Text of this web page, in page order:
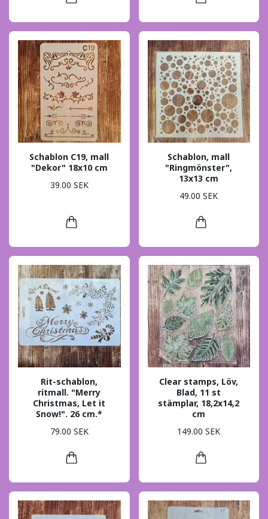
Schablon C19, mall
"Dekor" 18x10 cm
39.00 SEK
Schablon, mall
"Ringmönster",
13x13 cm
49.00 SEK
Rit-schablon,
ritmall. "Merry
Christmas, Let it
Snow!". 26 cm.*
79.00 SEK
Clear stamps, Löv,
Blad, 11 st
stämplar, 18,2x14,2
cm
149.00 SEK